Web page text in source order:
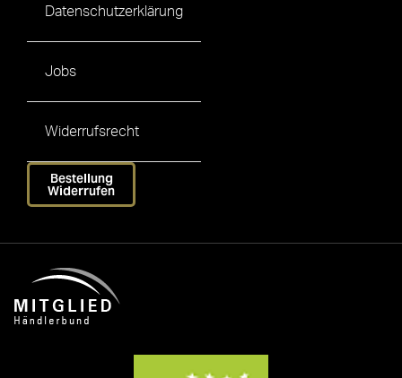
Datenschutzerklärung
Jobs
Widerrufsrecht
Bestellung
Widerrufen